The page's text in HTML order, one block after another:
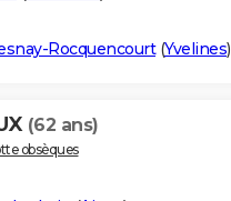
Rocquencourt(Yvelines)
(62 ans)
obsèques